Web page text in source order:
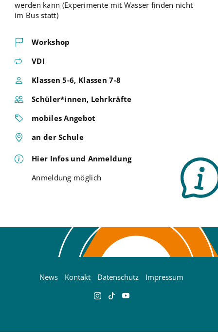
werden kann (Experimente mit Wasser finden nicht
im Bus statt)
Workshop
VDI
Klassen 5-6, Klassen 7-8
Schüler*innen, Lehrkräfte
mobiles Angebot
an der Schule
Hier Infos und Anmeldung
Anmeldung möglich
News Kontakt Datenschutz Impressum